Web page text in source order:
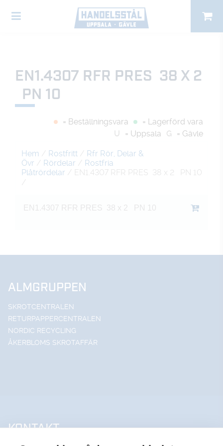
EN1.4307 RFR PRES 38 X 2
PN 10
= Beställningsvara
= Lagerförd vara
U
= Uppsala G = Gävle
Hem / Rostfritt / Rfr Rör, Delar &
Övr / Rördelar / Rostfria
Plåtrördelar / EN1.4307 RFR PRES 38 x 2 PN 10
/
EN1.4307 RFR PRES 38 x 2 PN 10
ALMGRUPPEN
SKROTCENTRALEN
RETURPAPPERCENTRALEN
NORDIC RECYCLING
ÅKERBLOMS SKROTAFFÄR
KONTAKT